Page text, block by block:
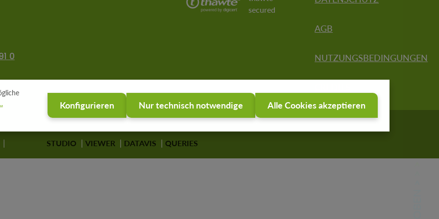
0
secured
AGB
NUTZUNGSBEDINGUNGEN
STUDIO VIEWER DATAVIS QUERIES
Nur technisch notwendige
Konfigurieren Alle Cookies akzeptieren